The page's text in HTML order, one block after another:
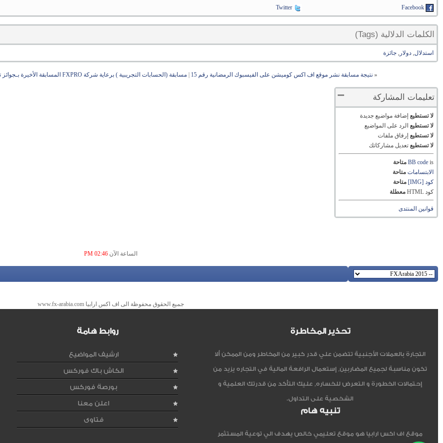
Facebook
Twitter
الكلمات الدلالية (Tags)
استدلال,دولار ,جائزة
« نتيجة مسابقة نشر موقع اف اكس كوميشن على الفيسبوك الرمضانية رقم 15 |مسابقة (الحسابات التجريبية ) برعاية شركة FXPRO المسابقة الأخيرة بـجوائز تصل الى 500$
تعليمات المشاركة
لا تستطيع إضافة مواضيع جديدة
لا تستطيع الرد على المواضيع
لا تستطيع إرفاق ملفات
لا تستطيع تعديل مشاركاتك
BB codeis
متاحة
الابتسامات متاحة
كود [IMG]
متاحة
كود HTML
معطلة
قوانين المنتدى
الساعة الآن 02:46 PM
جميع الحقوق محفوظة الى اف اكس ارابيا www.fx-arabia.com
تحذير المخاطرة
التجارة بالعملات الأجنبية تتضمن علي قدر كبير من المخاطر ومن الممكن ألا
تكون مناسبة لجميع المضاربين, إستعمال الرافعة المالية في التجاره يزيد من
إحتمالات الخطورة و التعرض للخساره, عليك التأكد من قدرتك العلمية و
الشخصية على التداول.
تنبيه هام
موقع اف اكس ارابيا هو موقع تعليمي خالص يهدف الي توعية المستثمر
روابط هامة
ارشيف المواضيع
الكاش باك فوركس
بورصة فوركس
اعلن معنا
فتاوى